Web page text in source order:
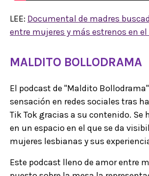
LEE: Documental de madres
entre mujeres y más estrenos en el
MALDITO BOLLODRAMA
El podcast de "Maldito
sensación en redes sociales tras
Tik Tok gracias a su contenido. Se
en un espacio en el que se da
mujeres lesbianas y sus
Este podcast lleno de amor entre